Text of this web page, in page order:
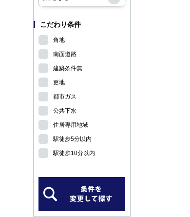
こだわり条件
角地
南面道路
建築条件無
更地
都市ガス
公共下水
住居専用地域
駅徒歩5分以内
駅徒歩10分以内